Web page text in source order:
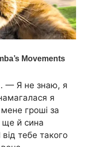
— Я не знаю, я
я
гроші за
ще й сина
тебе такого